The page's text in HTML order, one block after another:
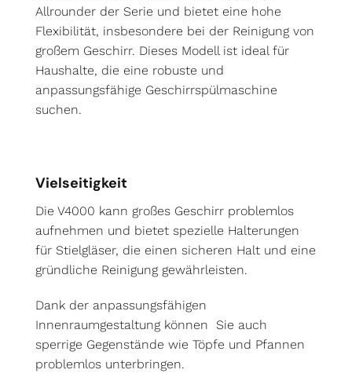
Allrounder der Serie und bietet eine hohe
Flexibilität, insbesondere bei der Reinigung von
großem Geschirr. Dieses Modell ist ideal für
Haushalte, die eine robuste und
anpassungsfähige Geschirrspülmaschine
suchen.
Vielseitigkeit
Die V4000 kann großes Geschirr problemlos
aufnehmen und bietet spezielle Halterungen
für Stielgläser, die einen sicheren Halt und eine
gründliche Reinigung gewährleisten.
Dank der anpassungsfähigen
Innenraumgestaltung können Sie auch
sperrige Gegenstände wie Töpfe und Pfannen
problemlos unterbringen.